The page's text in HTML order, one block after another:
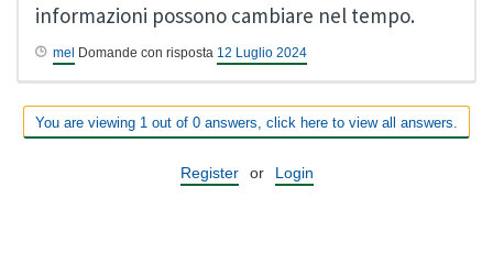
informazioni possono cambiare nel tempo.
mel Domande con risposta 12 Luglio 2024
You are viewing 1 out of 0 answers, click here to view all answers.
Register or Login